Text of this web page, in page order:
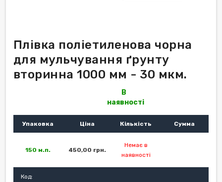
Плівка поліетиленова чорна
для мульчування ґрунту
вторинна 1000 мм - 30 мкм.
В
наявності
Упаковка Ціна Кількість Сумма
150 м.п. 450,00 грн.
Немає в
наявності
Код: